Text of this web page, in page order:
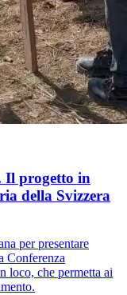
Il progetto in
della Svizzera
per presentare
Conferenza
loco, che permetta ai